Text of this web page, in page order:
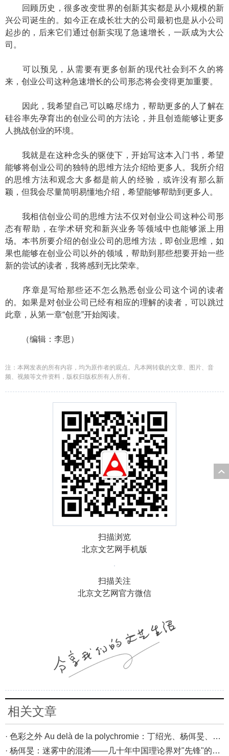
回顾历史，很多改变世界的创新其实都是从小规模的新
兴公司诞生的。如今正在成长壮大的公司最初也是从小公司
起步的，后来它们通过创新实现了急速增长，一跃成为大公
司。
可以预见，从需要有更多创新的现代社会到不久的将
来，创业公司这种急速增长的公司形态将会变得更加重要。
因此，我希望自己可以略尽绵力，帮助更多的人了解在
硅谷率先孕育出的创业公司的方法论，并且创造能够让更多
人挑战创业的环境。
我就是在这种念头的驱使下，开始写这本入门书，希望
能够将创业公司的独特的思维方法介绍给更多人。我所介绍
的思维方法和观念大多都是前人的经验，或许没有那么新
颖，但我会尽量简明易懂地介绍，希望能够帮助到更多人。
我相信创业公司的思维方法不仅对创业公司这种公司形
态有帮助，在学术研究和新兴业务等领域中也能够派上用
场。本书所要介绍的创业公司的思维方法，即创业思维，如
果也能够在创业公司以外的领域，帮助到那些想要开始一些
新的尝试的读者，我将感到无比荣幸。
序章是写给那些还不怎么熟悉创业公司这个词的读者
的。如果是对创业公司已经有相应的理解的读者，可以跳过
此章，从第一章“创意”开始阅读。
（编辑：李思）
注：本网发表的所有内容，均为原作者的观点。凡本网转载的文章、图片、音
频、视频等文件资料，版权归版权所有人所有。
扫描浏览
北京文艺网手机版
扫描关注
北京文艺网官方微信
相关文章
· 色彩之外 Au delà de la polychromie：丁绍光、杨佴旻、Alain Cardenas·Castro巴黎展
· 杨佴旻：迷雾中的混淆——几十年中国理论界对"先锋"的误读，对创作的误导